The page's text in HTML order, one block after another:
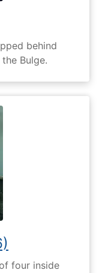
behind
Bulge.
four inside